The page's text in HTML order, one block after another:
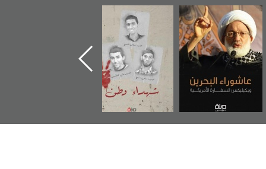
عاشوراء البحرين...
ويكيليكس السفارة
الأمريكية
شهداء وطن